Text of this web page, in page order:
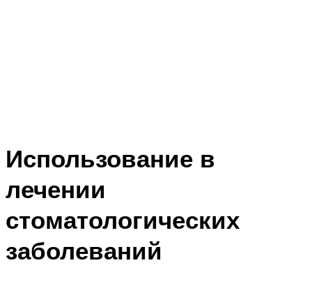
Использование в
лечении
стоматологических
заболеваний